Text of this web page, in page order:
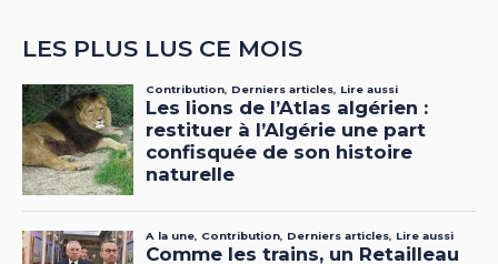
LES PLUS LUS CE MOIS